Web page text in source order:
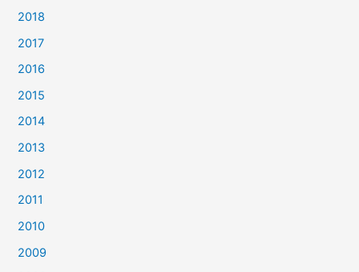
2018
2017
2016
2015
2014
2013
2012
2011
2010
2009